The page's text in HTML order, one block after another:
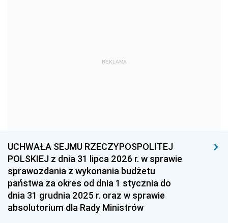
1959
1939 1938 1937
1936 1930
REKLAMA
UCHWAŁA SEJMU RZECZYPOSPOLITEJ
POLSKIEJ z dnia 31 lipca 2026 r. w sprawie
sprawozdania z wykonania budżetu
państwa za okres od dnia 1 stycznia do
dnia 31 grudnia 2025 r. oraz w sprawie
absolutorium dla Rady Ministrów